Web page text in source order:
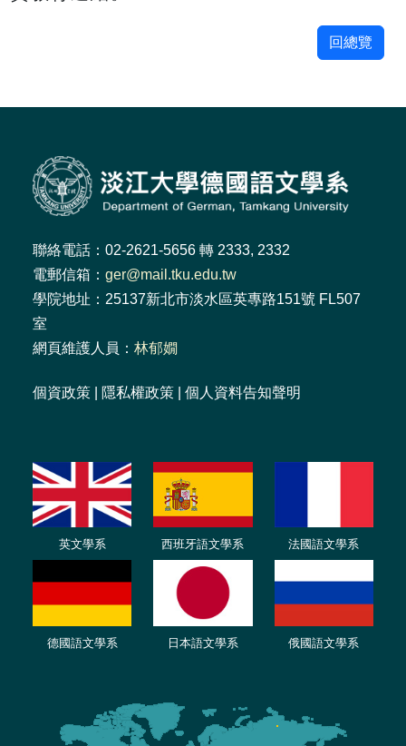
回總覽
聯絡電話：02-2621-5656 轉 2333, 2332
電郵信箱： ger@mail.tku.edu.tw
學院地址：25137新北市淡水區英專路151號 FL507
室
網頁維護人員： 林郁嫺
個資政策 隱私權政策 個人資料告知聲明
英文學系 西班牙語文學系 法國語文學系
德國語文學系 日本語文學系 俄國語文學系